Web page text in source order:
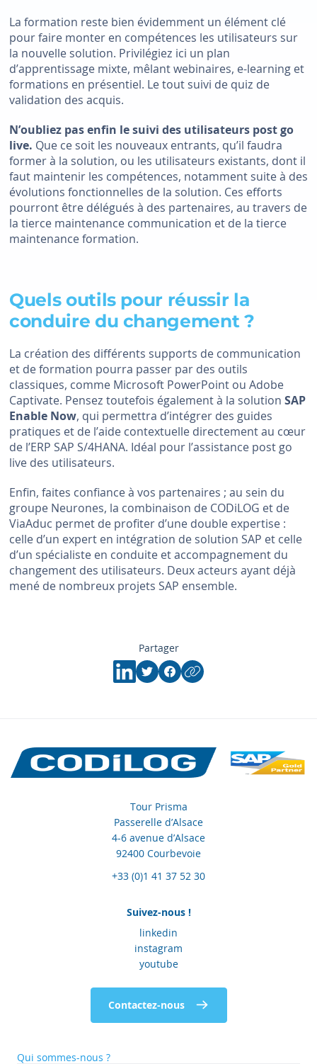
La formation reste bien évidemment un élément clé
pour faire monter en compétences les utilisateurs sur
la nouvelle solution. Privilégiez ici un plan
d’apprentissage mixte, mêlant webinaires, e-learning et
formations en présentiel. Le tout suivi de quiz de
validation des acquis.
N’oubliez pas enfin le suivi des utilisateurs post go
live. Que ce soit les nouveaux entrants, qu’il faudra
former à la solution, ou les utilisateurs existants, dont il
faut maintenir les compétences, notamment suite à des
évolutions fonctionnelles de la solution. Ces efforts
pourront être délégués à des partenaires, au travers de
la tierce maintenance communication et de la tierce
maintenance formation.
Quels outils pour réussir la
conduire du changement ?
La création des différents supports de communication
et de formation pourra passer par des outils
classiques, comme Microsoft PowerPoint ou Adobe
Captivate. Pensez toutefois également à la solution SAP
Enable Now, qui permettra d’intégrer des guides
pratiques et de l’aide contextuelle directement au cœur
de l’ERP SAP S/4HANA. Idéal pour l’assistance post go
live des utilisateurs.
Enfin, faites confiance à vos partenaires ; au sein du
groupe Neurones, la combinaison de CODiLOG et de
ViaAduc permet de profiter d’une double expertise :
celle d’un expert en intégration de solution SAP et celle
d’un spécialiste en conduite et accompagnement du
changement des utilisateurs. Deux acteurs ayant déjà
mené de nombreux projets SAP ensemble.
Partager
Tour Prisma
Passerelle d’Alsace
4-6 avenue d’Alsace
92400 Courbevoie
+33 (0)1 41 37 52 30
Suivez-nous !
linkedin
instagram
youtube
Contactez-nous
Qui sommes-nous ?